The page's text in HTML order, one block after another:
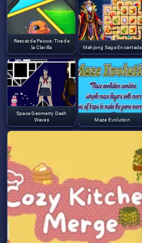
Rescat de Peixos: Tira de
la Clavilla
Mahjong Saga Encantada
Space Geometry Dash
Waves
Maze Evolution